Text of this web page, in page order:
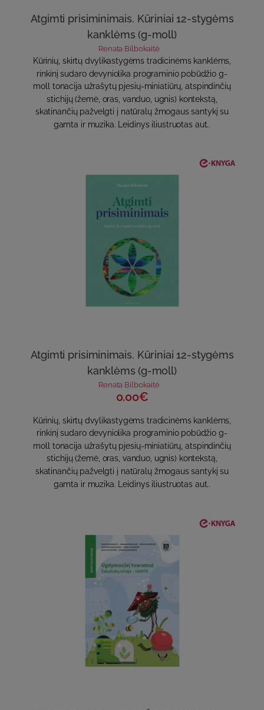
Atgimti prisiminimais. Kūriniai 12-stygėms
kanklėms (g-moll)
Renata Bilbokaitė
Kūrinių, skirtų dvylikastygėms tradicinėms kanklėms,
rinkinį sudaro devyniolika programinio pobūdžio g-
moll tonacija užrašytų pjesių-miniatiūrų, atspindinčių
stichijų (žemė, oras, vanduo, ugnis) kontekstą,
skatinančių pažvelgti į natūralų žmogaus santykį su
gamta ir muzika. Leidinys iliustruotas aut..
Atgimti prisiminimais. Kūriniai 12-stygėms
kanklėms (g-moll)
Renata Bilbokaitė
0.00€
Kūrinių, skirtų dvylikastygėms tradicinėms kanklėms,
rinkinį sudaro devyniolika programinio pobūdžio g-
moll tonacija užrašytų pjesių-miniatiūrų, atspindinčių
stichijų (žemė, oras, vanduo, ugnis) kontekstą,
skatinančių pažvelgti į natūralų žmogaus santykį su
gamta ir muzika. Leidinys iliustruotas aut..